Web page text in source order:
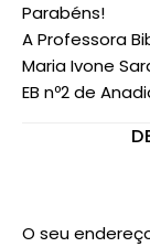
Parabéns!
A Professora
Maria Ivone
EB nº2 de
O seu